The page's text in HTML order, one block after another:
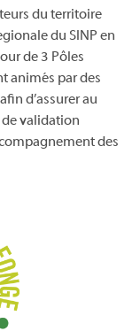
du territoire
du SINP en
de 3 Pôles
animés par des
d’assurer au
de validation
des